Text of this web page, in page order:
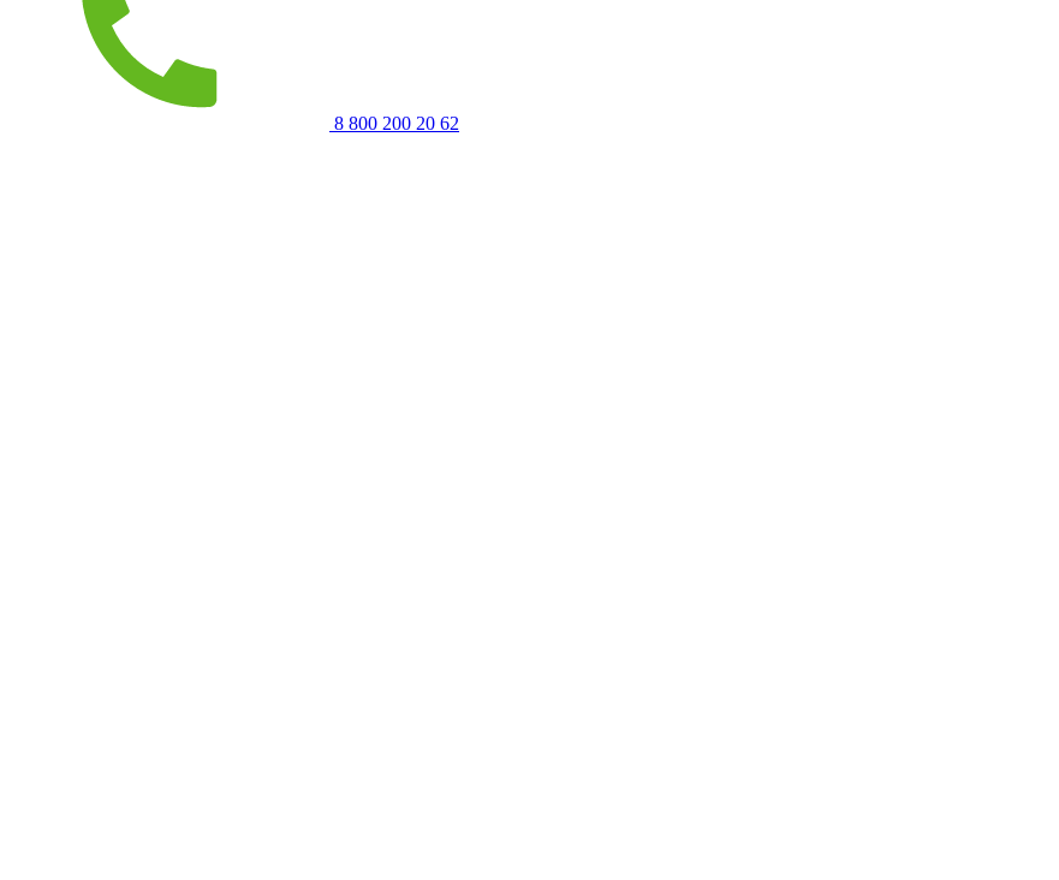
8 800 200 20 62